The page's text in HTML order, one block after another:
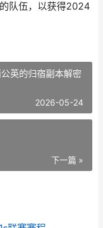
队伍，以获得2024
英的归宿副本解密
2026-05-24
下一篇 »